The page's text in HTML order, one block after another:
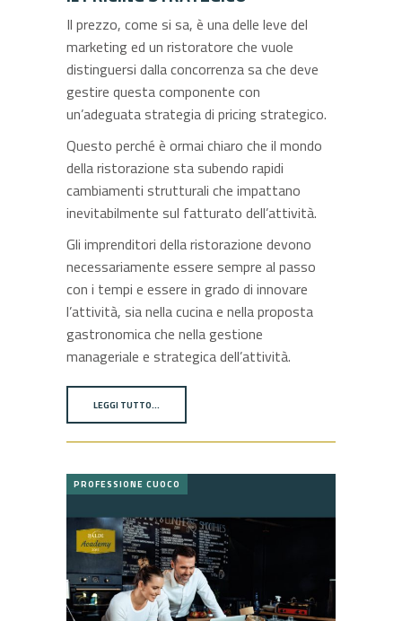
Il prezzo, come si sa, è una delle leve del
marketing ed un ristoratore che vuole
distinguersi dalla concorrenza sa che deve
gestire questa componente con
un’adeguata strategia di pricing strategico.
Questo perché è ormai chiaro che il mondo
della ristorazione sta subendo rapidi
cambiamenti strutturali che impattano
inevitabilmente sul fatturato dell’attività.
Gli imprenditori della ristorazione devono
necessariamente essere sempre al passo
con i tempi e essere in grado di innovare
l’attività, sia nella cucina e nella proposta
gastronomica che nella gestione
manageriale e strategica dell’attività.
LEGGI TUTTO…
PROFESSIONE CUOCO